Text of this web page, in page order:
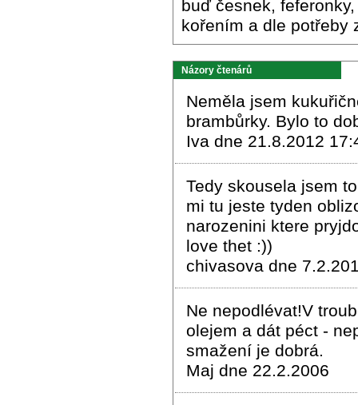
buď česnek,
kořením a dle potřeby
Názory čtenárů
Neměla jsem
brambůrky. Bylo to
Iva dne 21.8.2012
Tedy skousela jsem
mi tu jeste tyden
narozenini ktere
love thet :))
chivasova dne
Ne nepodlévat!V
olejem a dát péct -
smažení je dobrá.
Maj dne 22.2.2006